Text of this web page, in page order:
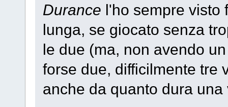
Durance l'ho sempre visto
lunga, se giocato senza
le due (ma, non avendo
forse due, difficilmente tre
anche da quanto dura